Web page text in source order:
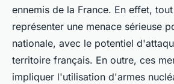
ennemis de la France. En effet,
représenter une menace sérieuse
nationale, avec le potentiel
territoire français. En outre, ces
impliquer l'utilisation d'armes